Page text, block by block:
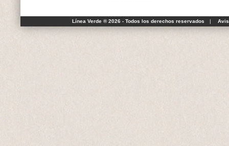
Línea Verde ® 2026 - Todos los derechos reservados |